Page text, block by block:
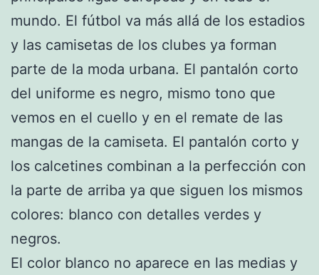
mundo. El fútbol va más allá de los estadios
y las camisetas de los clubes ya forman
parte de la moda urbana. El pantalón corto
del uniforme es negro, mismo tono que
vemos en el cuello y en el remate de las
mangas de la camiseta. El pantalón corto y
los calcetines combinan a la perfección con
la parte de arriba ya que siguen los mismos
colores: blanco con detalles verdes y
negros.
El color blanco no aparece en las medias y